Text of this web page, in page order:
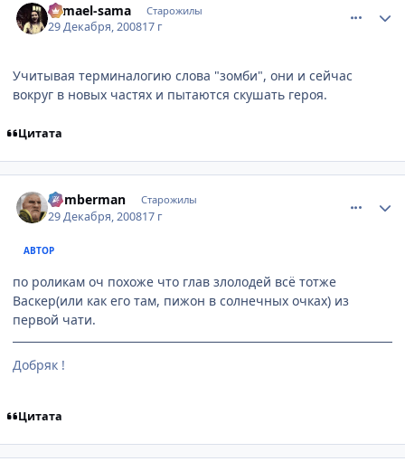
Samael-sama Старожилы
29 Декабря, 200817 г
Учитывая терминалогию слова "зомби", они и сейчас
вокруг в новых частях и пытаются скушать героя.
Цитата
Bomberman Старожилы
29 Декабря, 200817 г
АВТОР
по роликам оч похоже что глав злолодей всё тотже
Васкер(или как его там, пижон в солнечных очках) из
первой чати.
Добряк !
Цитата